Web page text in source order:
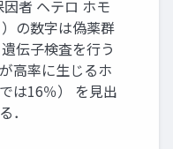
者 ヘテロ ホモ
の数字は偽薬群
伝子検査を行う
高率に生じるホ
は16％） を見出
．